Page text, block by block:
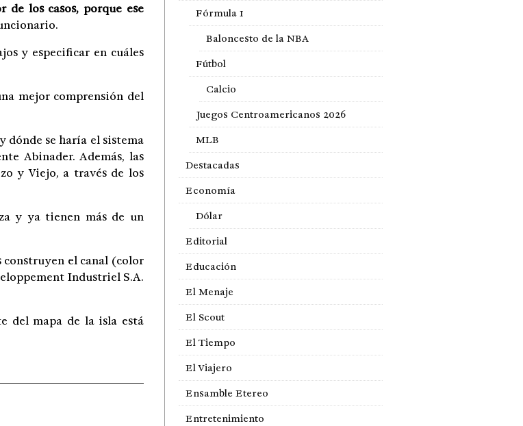
de los casos, porque ese
y especificar en cuáles
mejor comprensión del
dónde se haría el sistema
Abinader. Además, las
y Viejo, a través de los
y ya tienen más de un
el canal (color
Industriel S.A.
del mapa de la isla está
Fórmula 1
Baloncesto de la NBA
Fútbol
Calcio
Juegos Centroamericanos 2026
MLB
Destacadas
Economía
Dólar
Editorial
Educación
El Menaje
El Scout
El Tiempo
El Viajero
Ensamble Etereo
Entretenimiento